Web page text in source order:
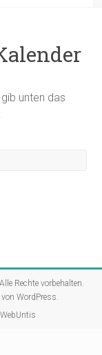
unten das
. Alle Rechte vorbehalten.
vonWordPress
WebUntis